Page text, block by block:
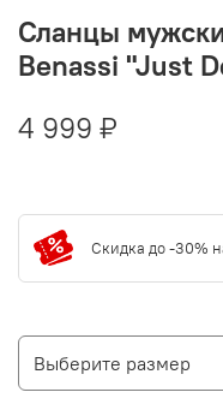
Сланцы
Benassi "Just
4 999 ₽
Скидка до -30%
Выберите размер